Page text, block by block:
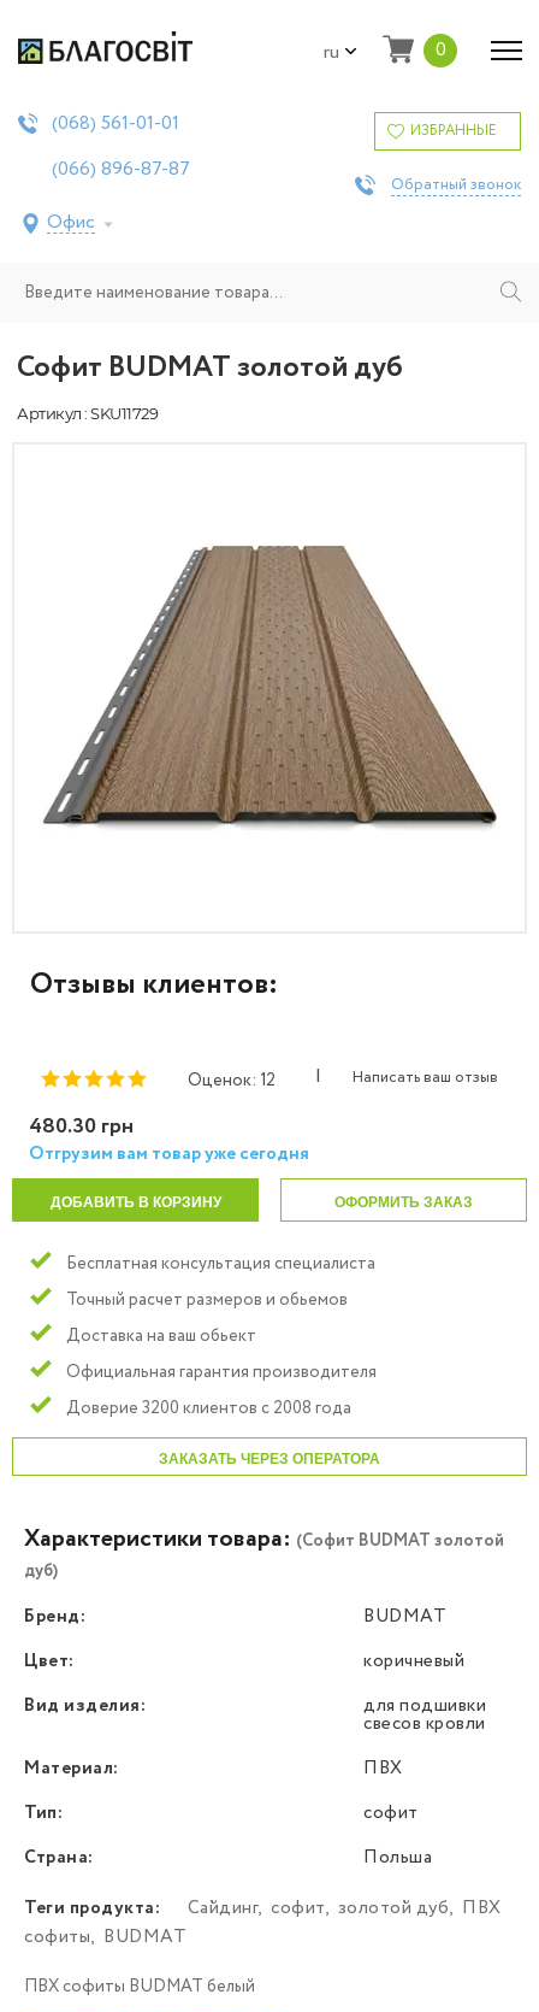
ru 0
(068) 561-01-01
(066) 896-87-87
Офис
ИЗБРАННЫЕ
Обратный звонок
Софит BUDMAT золотой дуб
Артикул : SKU11729
Отзывы клиентов:
Оценок: 12 | Написать ваш отзыв
480.30 грн
Отгрузим вам товар уже сегодня
ДОБАВИТЬ В КОРЗИНУ ОФОРМИТЬ ЗАКАЗ
Бесплатная консультация специалиста
Точный расчет размеров и обьемов
Доставка на ваш обьект
Официальная гарантия производителя
Доверие 3200 клиентов с 2008 года
ЗАКАЗАТЬ ЧЕРЕЗ ОПЕРАТОРА
Характеристики товара: (Софит BUDMAT золотой
дуб)
Бренд:
BUDMAT
Цвет:
коричневый
Вид изделия:
для подшивки
свесов кровли
Материал:
ПВХ
Тип:
софит
Страна:
Польша
Теги продукта:
Сайдинг, софит, золотой дуб, ПВХ
софиты, BUDMAT
ПВХ софиты BUDMAT белый